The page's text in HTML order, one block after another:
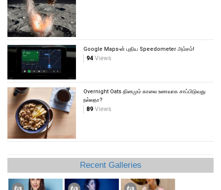
Google Maps-ன் புதிய Speedometer அம்சம்!
94 Views
Overnight Oats தினமும் காலை உணவாக சாப்பிடுவது
நல்லதா?
89 Views
Recent Galleries